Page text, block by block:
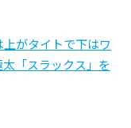
がタイトで下はワ
「スラックス」を